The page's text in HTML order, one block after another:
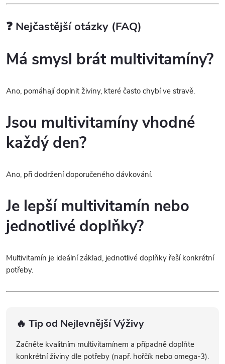
❓ Nejčastější otázky (FAQ)
Má smysl brát multivitamíny?
Ano, pomáhají doplnit živiny, které často chybí ve stravě.
Jsou multivitamíny vhodné
každý den?
Ano, při dodržení doporučeného dávkování.
Je lepší multivitamín nebo
jednotlivé doplňky?
Multivitamín je ideální základ, jednotlivé doplňky řeší konkrétní
potřeby.
🔥 Tip od Nejlevnější Výživy
Začněte kvalitním multivitamínem a případně doplňte
konkrétní živiny dle potřeby (např. hořčík nebo omega-3).